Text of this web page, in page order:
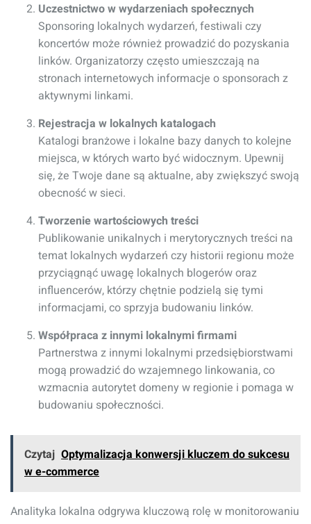
Uczestnictwo w wydarzeniach społecznych
Sponsoring lokalnych wydarzeń, festiwali czy
koncertów może również prowadzić do pozyskania
linków. Organizatorzy często umieszczają na
stronach internetowych informacje o sponsorach z
aktywnymi linkami.
Rejestracja w lokalnych katalogach
Katalogi branżowe i lokalne bazy danych to kolejne
miejsca, w których warto być widocznym. Upewnij
się, że Twoje dane są aktualne, aby zwiększyć swoją
obecność w sieci.
Tworzenie wartościowych treści
Publikowanie unikalnych i merytorycznych treści na
temat lokalnych wydarzeń czy historii regionu może
przyciągnąć uwagę lokalnych blogerów oraz
influencerów, którzy chętnie podzielą się tymi
informacjami, co sprzyja budowaniu linków.
Współpraca z innymi lokalnymi firmami
Partnerstwa z innymi lokalnymi przedsiębiorstwami
mogą prowadzić do wzajemnego linkowania, co
wzmacnia autorytet domeny w regionie i pomaga w
budowaniu społeczności.
Czytaj Optymalizacja konwersji kluczem do sukcesu
w e-commerce
Analityka lokalna odgrywa kluczową rolę w monitorowaniu